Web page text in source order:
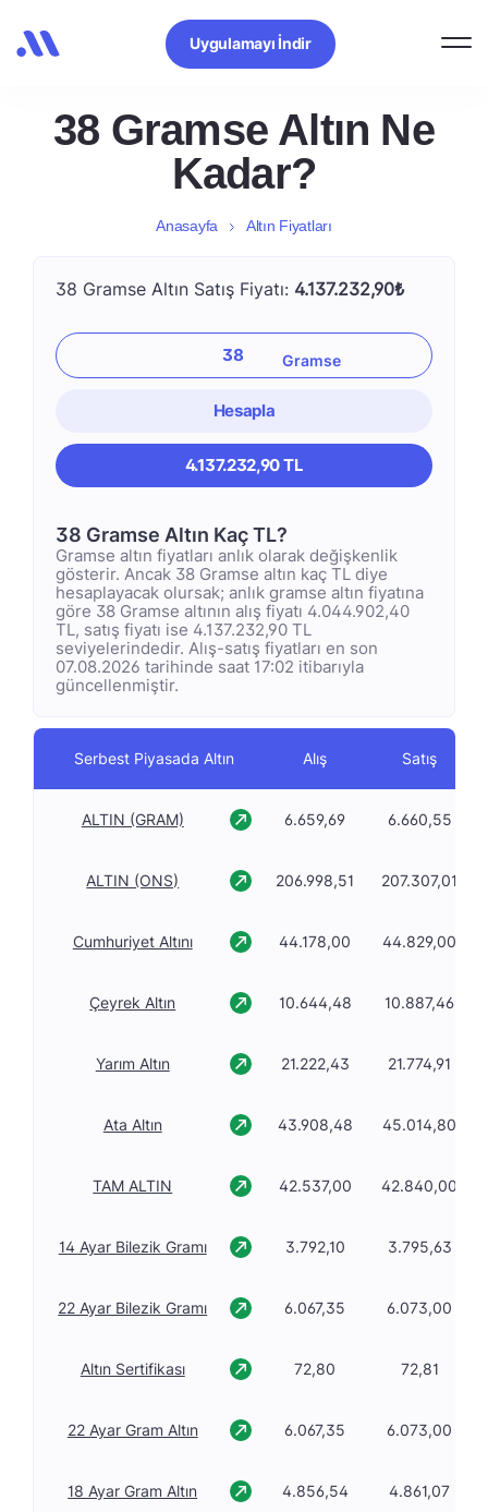
Uygulamayı İndir
38 Gramse Altın Ne
Kadar?
Anasayfa Altın Fiyatları
38 Gramse Altın Satış Fiyatı: 4.137.232,90₺
Hesapla
4.137.232,90 TL
38 Gramse Altın Kaç TL?
Gramse altın fiyatları anlık olarak değişkenlik
gösterir. Ancak 38 Gramse altın kaç TL diye
hesaplayacak olursak; anlık gramse altın fiyatına
göre 38 Gramse altının alış fiyatı 4.044.902,40
TL, satış fiyatı ise 4.137.232,90 TL
seviyelerindedir. Alış-satış fiyatları en son
07.08.2026 tarihinde saat 17:02 itibarıyla
güncellenmiştir.
Serbest Piyasada Altın Alış Satış
ALTIN (GRAM) 6.659,69 6.660,55
ALTIN (ONS) 206.998,51 207.307,01
Cumhuriyet Altını 44.178,00 44.829,00
Çeyrek Altın 10.644,48 10.887,46
Yarım Altın 21.222,43 21.774,91
Ata Altın 43.908,48 45.014,80
TAM ALTIN 42.537,00 42.840,00
14 Ayar Bilezik Gramı 3.792,10 3.795,63
22 Ayar Bilezik Gramı 6.067,35 6.073,00
Altın Sertifikası 72,80 72,81
22 Ayar Gram Altın 6.067,35 6.073,00
18 Ayar Gram Altın 4.856,54 4.861,07